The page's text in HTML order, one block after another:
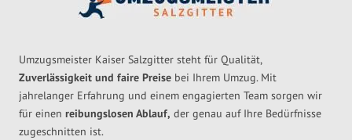
Umzugsmeister Kaiser Salzgitter steht für Qualität,
Zuverlässigkeit und faire Preise bei Ihrem Umzug. Mit
jahrelanger Erfahrung und einem engagierten Team sorgen wir
für einen reibungslosen Ablauf, der genau auf Ihre Bedürfnisse
zugeschnitten ist.